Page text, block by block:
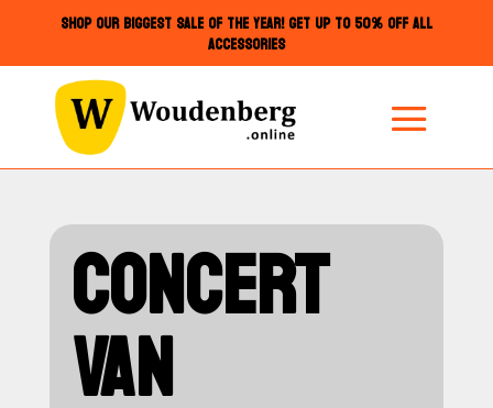
SHOP OUR BIGGEST SALE OF THE YEAR! GET UP TO 50% OFF ALL
ACCESSORIES
CONCERT
VAN